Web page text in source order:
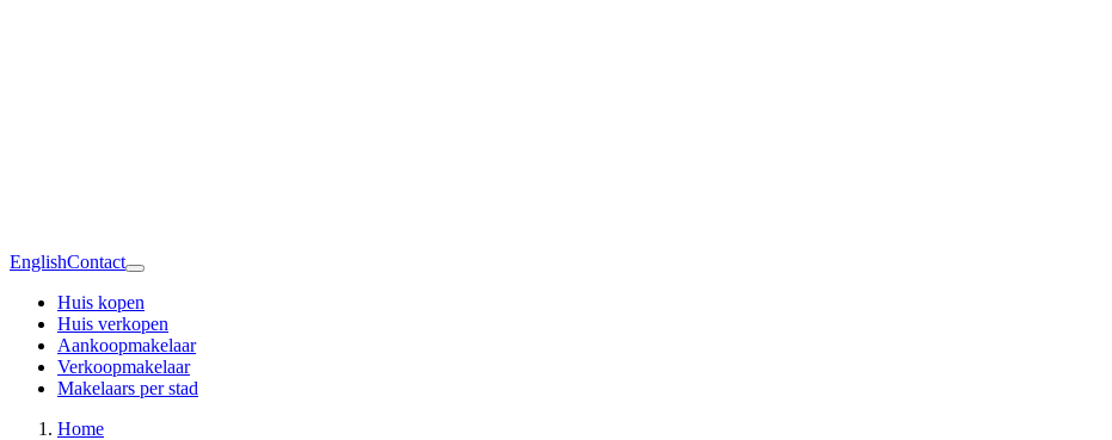
EnglishContact
Huis kopen
Huis verkopen
Aankoopmakelaar
Verkoopmakelaar
Makelaars per stad
Home